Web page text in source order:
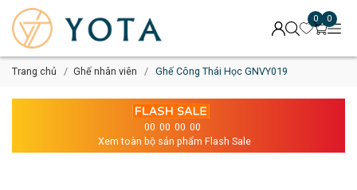
0 0
Trang chủ Ghế nhân viên Ghế Công Thái Học GNVY019
00 00 00 00
Xem toàn bộ sản phẩm Flash Sale